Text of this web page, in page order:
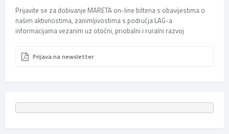
Prijavite se za dobivanje MARETA on-line biltena s obavijestima o
našim aktivnostima, zanimljivostima s područja LAG-a
informacijama vezanim uz otočni, priobalni i ruralni razvoj
Prijava na newsletter